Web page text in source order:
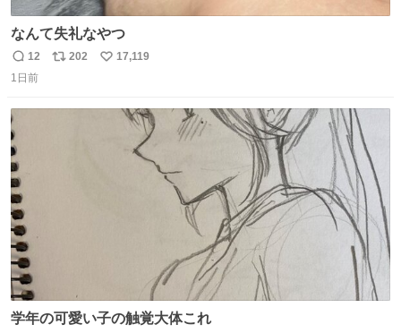
なんて失礼なやつ
返
信
12
リ
202
い
17,119
1日前
学年の可愛い子の触覚大体これ